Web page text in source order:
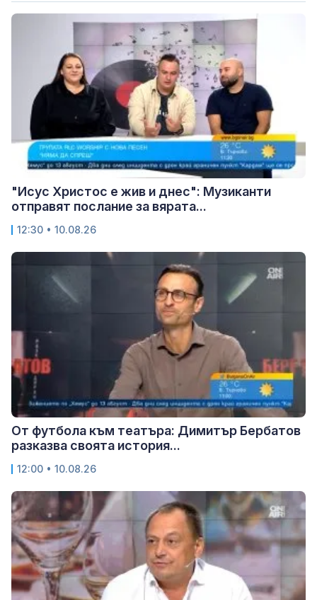
"Исус Христос е жив и днес": Музиканти
отправят послание за вярата...
12:30 • 10.08.26
От футбола към театъра: Димитър Бербатов
разказва своята история...
12:00 • 10.08.26